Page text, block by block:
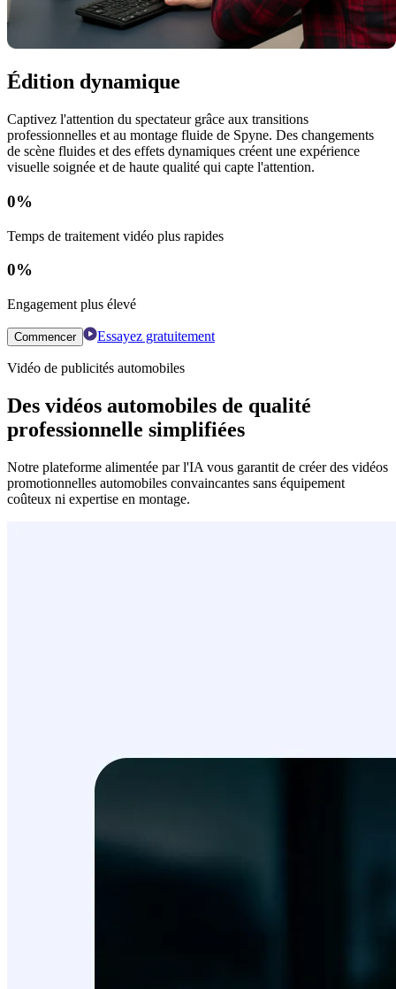
Édition dynamique
Captivez l'attention du spectateur grâce aux transitions
professionnelles et au montage fluide de Spyne. Des changements
de scène fluides et des effets dynamiques créent une expérience
visuelle soignée et de haute qualité qui capte l'attention.
0%
Temps de traitement vidéo plus rapides
0%
Engagement plus élevé
Commencer Essayez gratuitement
Vidéo de publicités automobiles
Des vidéos automobiles de qualité
professionnelle simplifiées
Notre plateforme alimentée par l'IA vous garantit de créer des vidéos
promotionnelles automobiles convaincantes sans équipement
coûteux ni expertise en montage.